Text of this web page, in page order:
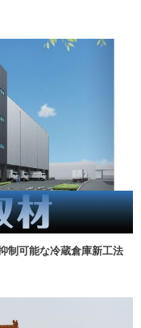
制可能な冷蔵倉庫新工法